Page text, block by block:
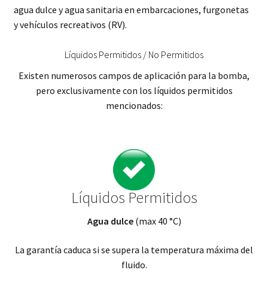
agua dulce y agua sanitaria en embarcaciones, furgonetas
y vehículos recreativos (RV).
Líquidos Permitidos / No Permitidos
Existen numerosos campos de aplicación para la bomba,
pero exclusivamente con los líquidos permitidos
mencionados:
Líquidos Permitidos
Agua dulce (max 40 °C)
La garantía caduca si se supera la temperatura máxima del
fluido.